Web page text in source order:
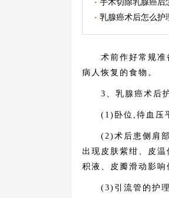
手术切除乳腺癌后
乳腺癌术后怎么护
术前作好常规准备
病人恢复的食物。
3、乳腺癌术后护
(1)卧位,待血压平
(2)术后患侧肩部应
出现皮肤紫绀、皮
积液、皮瓣滑动影响
(3)引流管的护理,